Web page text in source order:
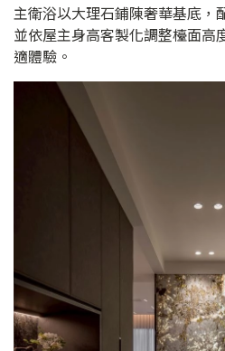
主衛浴以大理石鋪陳奢華基底，
並依屋主身高客製化調整檯面高
適體驗。